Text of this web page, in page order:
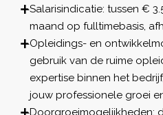
Salarisindicatie: tussen €
maand op fulltimebasis,
Opleidings- en
gebruik van de ruime
expertise binnen het
jouw professionele groei
Doorgroeimogelijkheden: